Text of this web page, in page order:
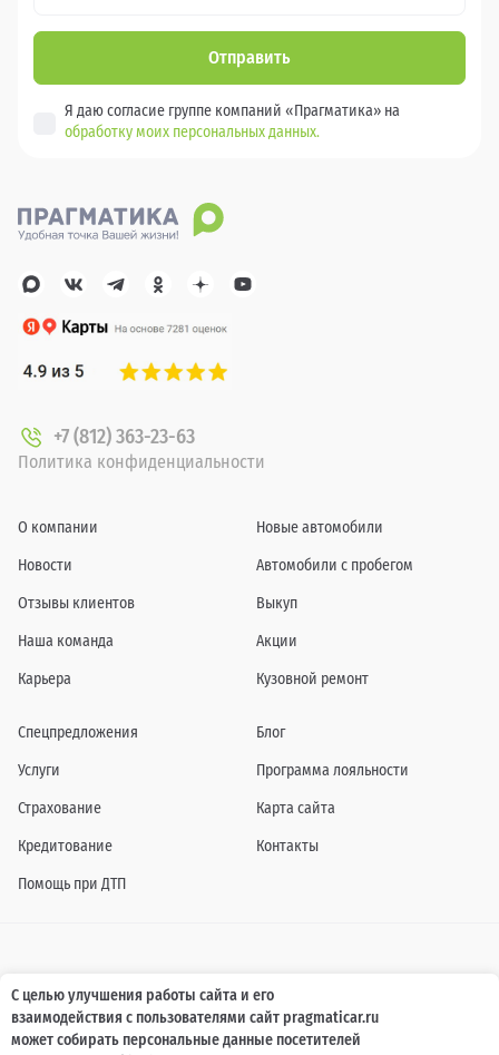
Отправить
Я даю согласие группе компаний «Прагматика» на
обработку моих персональных данных.
+7 (812) 363-23-63
Политика конфиденциальности
О компании
Новости
Отзывы клиентов
Наша команда
Карьера
Новые автомобили
Автомобили с пробегом
Выкуп
Акции
Кузовной ремонт
Спецпредложения
Услуги
Страхование
Кредитование
Помощь при ДТП
Блог
Программа лояльности
Карта сайта
Контакты
Информация о технических характеристиках, составе комплектаций, цветовой
гамме и стоимости автомобилей, а также действующих акциях, сроках и условиях
их проведения, указанных на сайте www.pragmaticar.ru, носит информационный
характер и ни при каких условиях не является публичной офертой,
определяемой положениями пунктом 2 статьи 437 Гражданского кодекса
С целью улучшения работы сайта и его
взаимодействия с пользователями сайт pragmaticar.ru
может собирать персональные данные посетителей